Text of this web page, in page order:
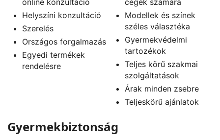
Helyszíni konzultáció
Szerelés
Országos forgalmazás
Egyedi termékek
rendelésre
Modellek és színek
széles választéka
Gyermekvédelmi
tartozékok
Teljes körű szakmai
szolgáltatások
Árak minden zsebre
Teljeskörű ajánlatok
Gyermekbiztonság